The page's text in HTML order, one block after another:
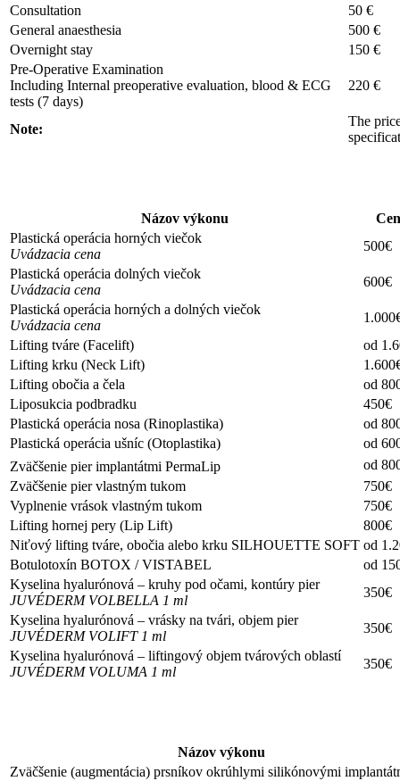
Consultation
50 €
General anaesthesia
500 €
Overnight stay
150 €
Pre-Operative Examination
Including Internal preoperative evaluation, blood & ECG
tests (7 days)
220 €
Note:
The
Názov výkonu
Plastická operácia horných viečok
Uvádzacia cena
500€
Plastická operácia dolných viečok
Uvádzacia cena
600€
Plastická operácia horných a dolných viečok
Uvádzacia cena
Lifting tváre (Facelift)
od
Lifting krku (Neck Lift)
Lifting obočia a čela
od
Liposukcia podbradku
450€
Plastická operácia nosa (Rinoplastika)
od
Plastická operácia ušníc (Otoplastika)
od
Zväčšenie pier implantátmi PermaLip
od
Zväčšenie pier vlastným tukom
750€
Vyplnenie vrások vlastným tukom
750€
Lifting hornej pery (Lip Lift)
800€
Niťový lifting tváre, obočia alebo krku SILHOUETTE SOFT od
Botulotoxín BOTOX / VISTABEL
od
Kyselina hyalurónová – kruhy pod očami, kontúry pier
JUVÉDERM VOLBELLA 1 ml
350€
Kyselina hyalurónová – vrásky na tvári, objem pier
JUVÉDERM VOLIFT 1 ml
350€
Kyselina hyalurónová – liftingový objem tvárových oblastí
JUVÉDERM VOLUMA 1 ml
350€
Názov výkonu
Zväčšenie (augmentácia) prsníkov okrúhlymi silikónovými